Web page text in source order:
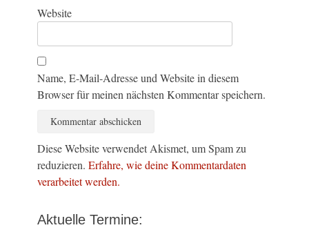
Website
Name, E-Mail-Adresse und Website in diesem
Browser für meinen nächsten Kommentar speichern.
Diese Website verwendet Akismet, um Spam zu
reduzieren. Erfahre, wie deine Kommentardaten
verarbeitet werden.
Aktuelle Termine: